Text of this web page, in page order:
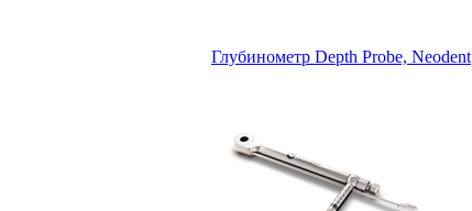
Глубинометр Depth Probe, Neodent